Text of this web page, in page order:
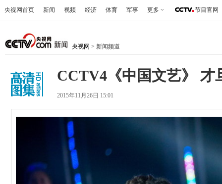
央视网首页 新闻 视频 经济 体育 军事 更多 节目官网
央视网 > 新闻频道
CCTV4《中国文艺》 才
2015年11月26日 15:01